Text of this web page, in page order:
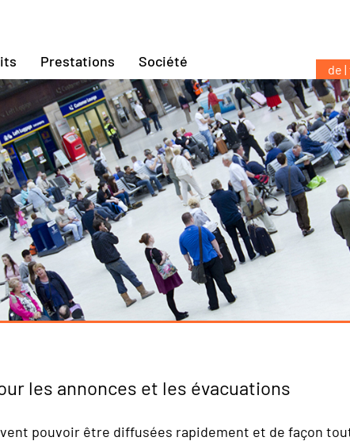
Prestations Société de
les annonces et les évacuations
pouvoir être diffusées rapidement et de façon